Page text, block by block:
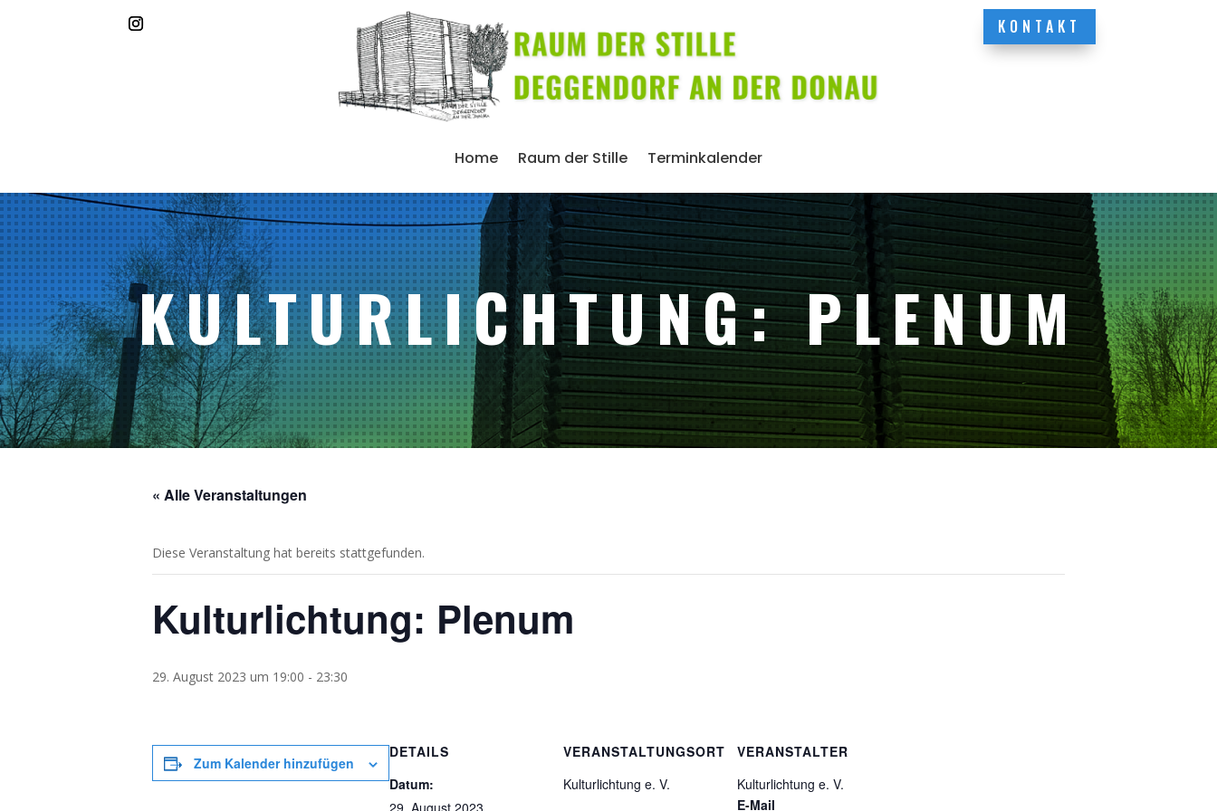
Home Raum der Stille Terminkalender
KONTAKT
KULTURLICHTUNG: PLENUM
« Alle Veranstaltungen
Diese Veranstaltung hat bereits stattgefunden.
Kulturlichtung: Plenum
29. August 2023 um 19:00 - 23:30
Zum Kalender hinzufügen
DETAILS
Datum:
29. August 2023
VERANSTALTUNGSORT
Kulturlichtung e. V.
VERANSTALTER
Kulturlichtung e. V.
E-Mail